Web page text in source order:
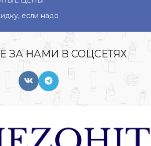
если надо
ЗА НАМИ В СОЦСЕТЯХ